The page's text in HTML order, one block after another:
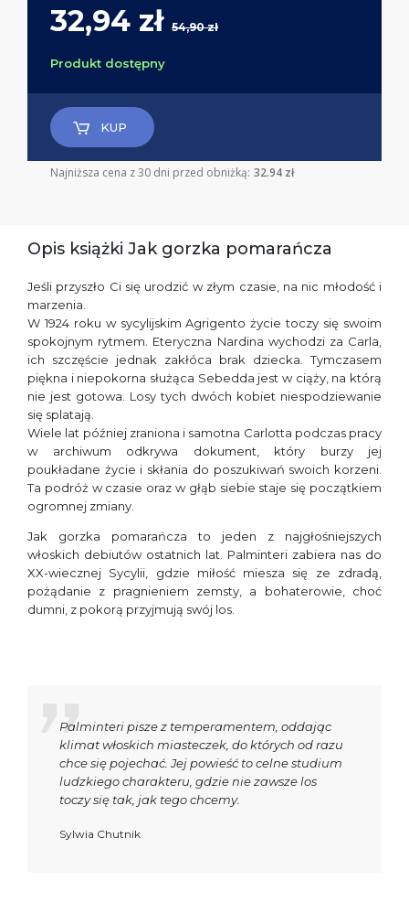
32,94 zł 54,90 zł
Produkt dostępny
KUP
Najniższa cena z 30 dni przed obniżką: 32.94 zł
Opis książki Jak gorzka pomarańcza
Jeśli przyszło Ci się urodzić w złym czasie, na nic młodość i
marzenia.
W 1924 roku w sycylijskim Agrigento życie toczy się swoim
spokojnym rytmem. Eteryczna Nardina wychodzi za Carla,
ich szczęście jednak zakłóca brak dziecka. Tymczasem
piękna i niepokorna służąca Sebedda jest w ciąży, na którą
nie jest gotowa. Losy tych dwóch kobiet niespodziewanie
się splatają.
Wiele lat później zraniona i samotna Carlotta podczas pracy
w archiwum odkrywa dokument, który burzy jej
poukładane życie i skłania do poszukiwań swoich korzeni.
Ta podróż w czasie oraz w głąb siebie staje się początkiem
ogromnej zmiany.
Jak gorzka pomarańcza to jeden z najgłośniejszych
włoskich debiutów ostatnich lat. Palminteri zabiera nas do
XX-wiecznej Sycylii, gdzie miłość miesza się ze zdradą,
pożądanie z pragnieniem zemsty, a bohaterowie, choć
dumni, z pokorą przyjmują swój los.
Palminteri pisze z temperamentem, oddając
klimat włoskich miasteczek, do których od razu
chce się pojechać. Jej powieść to celne studium
ludzkiego charakteru, gdzie nie zawsze los
toczy się tak, jak tego chcemy.
Sylwia Chutnik